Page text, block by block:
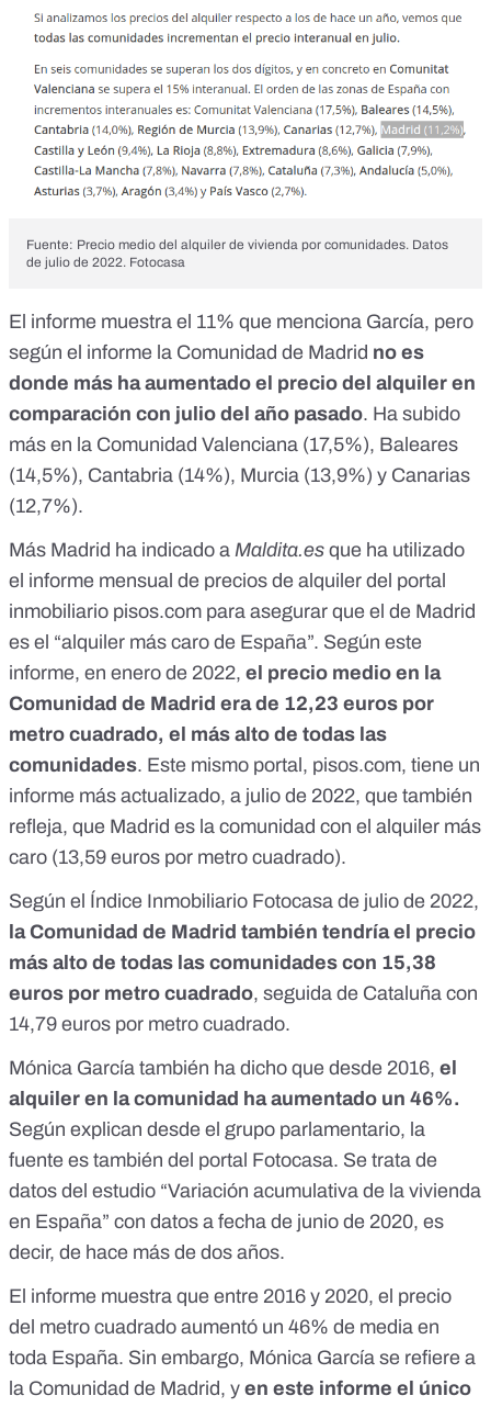
Fuente: Precio medio del alquiler de vivienda por comunidades. Datos
de julio de 2022. Fotocasa
El informe muestra el 11% que menciona García, pero
según el informe la Comunidad de Madrid no es
donde más ha aumentado el precio del alquiler en
comparación con julio del año pasado. Ha subido
más en la Comunidad Valenciana (17,5%), Baleares
(14,5%), Cantabria (14%), Murcia (13,9%) y Canarias
(12,7%).
Más Madrid ha indicado a Maldita.es que ha utilizado
el informe mensual de precios de alquiler del portal
inmobiliario pisos.com para asegurar que el de Madrid
es el “alquiler más caro de España”. Según este
informe, en enero de 2022, el precio medio en la
Comunidad de Madrid era de 12,23 euros por
metro cuadrado, el más alto de todas las
comunidades. Este mismo portal, pisos.com, tiene un
informe más actualizado, a julio de 2022, que también
refleja, que Madrid es la comunidad con el alquiler más
caro (13,59 euros por metro cuadrado).
Según el Índice Inmobiliario Fotocasa de julio de 2022,
la Comunidad de Madrid también tendría el precio
más alto de todas las comunidades con 15,38
euros por metro cuadrado, seguida de Cataluña con
14,79 euros por metro cuadrado.
Mónica García también ha dicho que desde 2016, el
alquiler en la comunidad ha aumentado un 46%.
Según explican desde el grupo parlamentario, la
fuente es también del portal Fotocasa. Se trata de
datos del estudio “Variación acumulativa de la vivienda
en España” con datos a fecha de junio de 2020, es
decir, de hace más de dos años.
El informe muestra que entre 2016 y 2020, el precio
del metro cuadrado aumentó un 46% de media en
toda España. Sin embargo, Mónica García se refiere a
la Comunidad de Madrid, y en este informe el único